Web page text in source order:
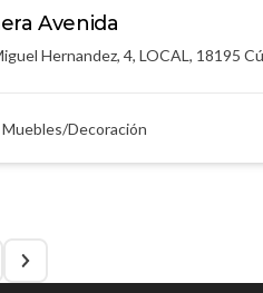
Avenida
Hernandez, 4, LOCAL, 18195
Muebles/Decoración